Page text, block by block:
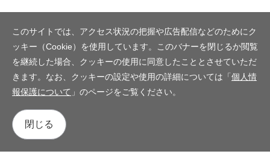
このサイトでは、アクセス状況の把握や広告配信などのためにク
ッキー（Cookie）を使用しています。このバナーを閉じるか閲覧
を継続した場合、クッキーの使用に同意したこととさせていただ
きます。なお、クッキーの設定や使用の詳細については「個人情
報保護について 」のページをご覧ください。
閉じる